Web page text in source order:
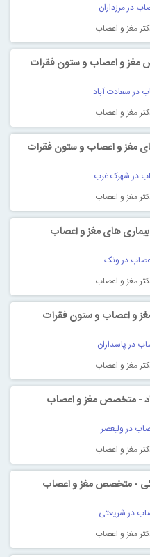
در مرزداران
مغز و اعصاب
مغز و اعصاب و ستون فقرات
در سعادت آباد
مغز و اعصاب
مغز و اعصاب و ستون فقرات
در شهرک غرب
مغز و اعصاب
های مغز و اعصاب
در ونک
مغز و اعصاب
و اعصاب و ستون فقرات
در پاسداران
مغز و اعصاب
- متخصص مغز و اعصاب
در ولیعصر
مغز و اعصاب
- متخصص مغز و اعصاب
در شریعتی
مغز و اعصاب